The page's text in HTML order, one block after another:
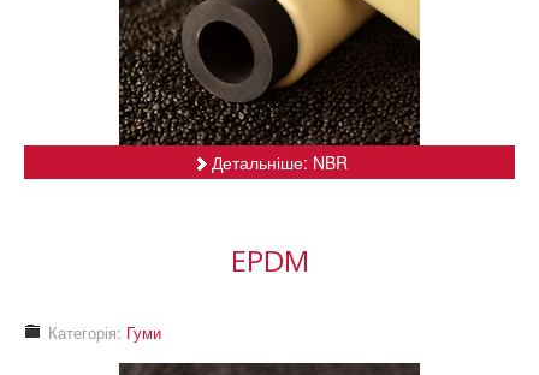
Детальніше: NBR
EPDM
Категорія: Гуми